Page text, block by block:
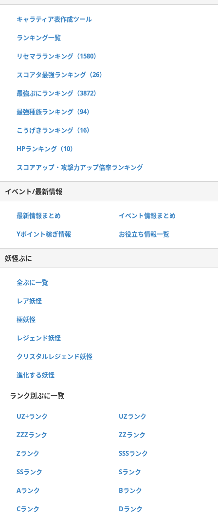
キャラティア表作成ツール
ランキング一覧
リセマラランキング（1580）
スコアタ最強ランキング（26）
最強ぷにランキング（3872）
最強種族ランキング（94）
こうげきランキング（16）
HPランキング（10）
スコアアップ・攻撃力アップ倍率ランキング
イベント/最新情報
最新情報まとめ イベント情報まとめ
Yポイント稼ぎ情報 お役立ち情報一覧
妖怪ぷに
全ぷに一覧
レア妖怪
極妖怪
レジェンド妖怪
クリスタルレジェンド妖怪
進化する妖怪
ランク別ぷに一覧
UZ+ランク UZランク
ZZZランク ZZランク
Zランク SSSランク
SSランク Sランク
Aランク Bランク
Cランク Dランク